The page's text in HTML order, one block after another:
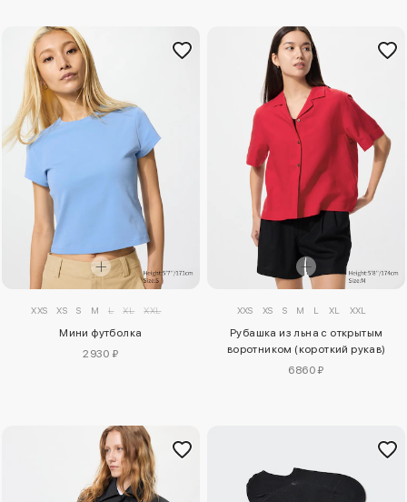
XXS XS S M L XL XXL
Мини футболка
2930 ₽
XXS XS S M L XL XXL
Рубашка из льна с открытым
воротником (короткий рукав)
6860 ₽